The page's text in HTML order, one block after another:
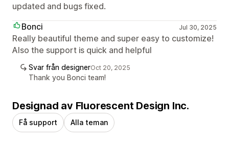
updated and bugs fixed.
Bonci
Jul 30, 2025
Really beautiful theme and super easy to customize!
Also the support is quick and helpful
Svar från designerOct 20, 2025
Thank you Bonci team!
Designad av Fluorescent Design Inc.
Få support Alla teman